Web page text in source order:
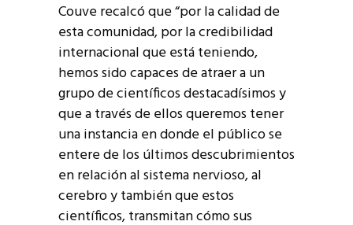
Couve recalcó que “por la calidad de
esta comunidad, por la credibilidad
internacional que está teniendo,
hemos sido capaces de atraer a un
grupo de científicos destacadísimos y
que a través de ellos queremos tener
una instancia en donde el público se
entere de los últimos descubrimientos
en relación al sistema nervioso, al
cerebro y también que estos
científicos, transmitan cómo sus